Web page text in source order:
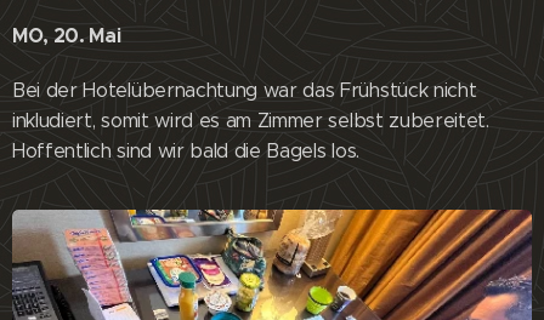
MO, 20. Mai
Bei der Hotelübernachtung war das Frühstück nicht
inkludiert, somit wird es am Zimmer selbst zubereitet.
Hoffentlich sind wir bald die Bagels los.